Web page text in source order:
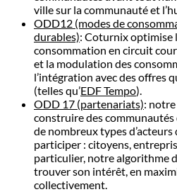
ville sur la communauté et
ODD12 (modes de
durables): Coturnix optimise
consommation en circuit
et la modulation des
l’intégration avec des offres
(telles qu’EDF Tempo).
ODD 17 (partenariats):
construire des
de nombreux types
participer : citoyens,
particulier, notre algorithme
trouver son intérêt, en
collectivement.